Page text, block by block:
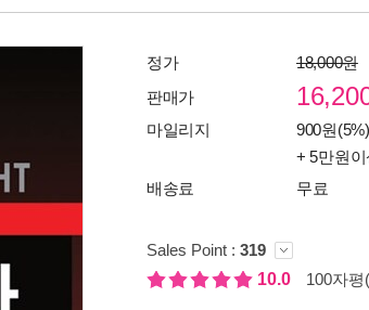
정가
18,000원
판매가
마일리지
900원
+ 5만원
배송료
무료
Sales Point : 319
10.0
100자평